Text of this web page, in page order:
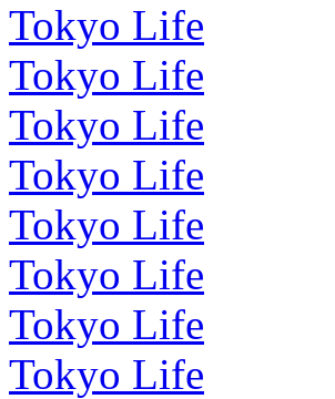
Tokyo Life
Tokyo Life
Tokyo Life
Tokyo Life
Tokyo Life
Tokyo Life
Tokyo Life
Tokyo Life